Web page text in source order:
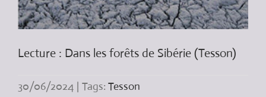
Lecture : Dans les forêts de Sibérie (Tesson)
30/06/2024 | Tags: Tesson